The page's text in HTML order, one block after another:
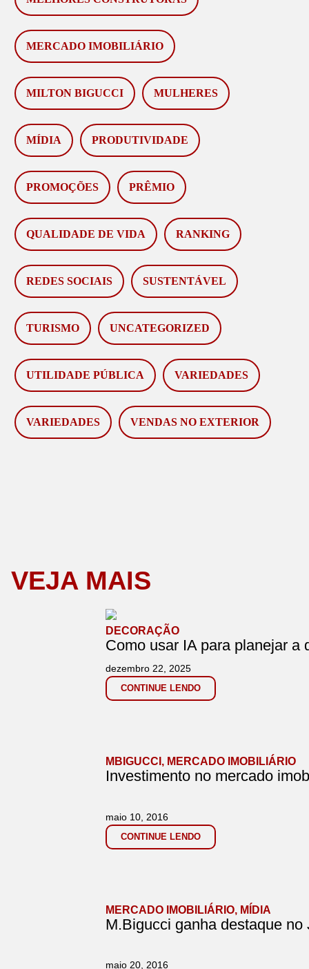
MERCADO IMOBILIÁRIO
MILTON BIGUCCI MULHERES
MÍDIA PRODUTIVIDADE
PROMOÇÕES PRÊMIO
QUALIDADE DE VIDA RANKING
REDES SOCIAIS SUSTENTÁVEL
TURISMO UNCATEGORIZED
UTILIDADE PÚBLICA VARIEDADES
VARIEDADES VENDAS NO EXTERIOR
VEJA MAIS
DECORAÇÃO
Como usar IA para planejar a
CONTINUE LENDO
dezembro 22, 2025
MBIGUCCI , MERCADO IMOBILIÁRIO
Investimento no mercado
CONTINUE LENDO
maio 10, 2016
MERCADO IMOBILIÁRIO, MÍDIA
M.Bigucci ganha destaque no
maio 20, 2016